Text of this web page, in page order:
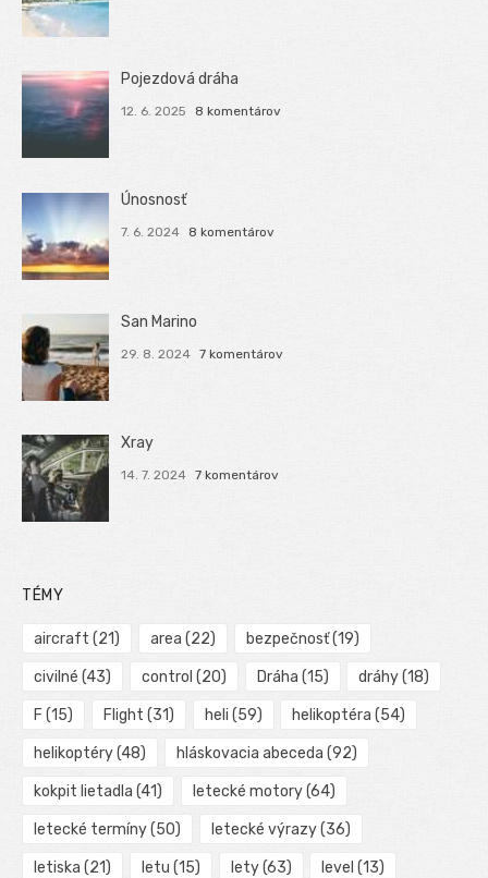
Pojezdová dráha
12. 6. 2025 8 komentárov
Únosnosť
7. 6. 2024 8 komentárov
San Marino
29. 8. 2024 7 komentárov
Xray
14. 7. 2024 7 komentárov
TÉMY
aircraft (21) area (22) bezpečnosť(19)
civilné (43) control (20) Dráha (15) dráhy(18)
F (15) Flight (31) heli (59) helikoptéra (54)
helikoptéry(48) hláskovacia abeceda (92)
kokpit lietadla (41) letecké motory(64)
letecké termíny(50) letecké výrazy(36)
letiska (21) letu (15) lety(63) level (13)